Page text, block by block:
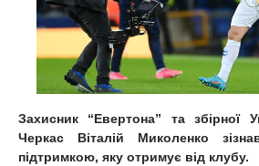
Захисник “Евертона” та збірної
Черкас Віталій Миколенко
підтримкою, яку отримує від клубу.